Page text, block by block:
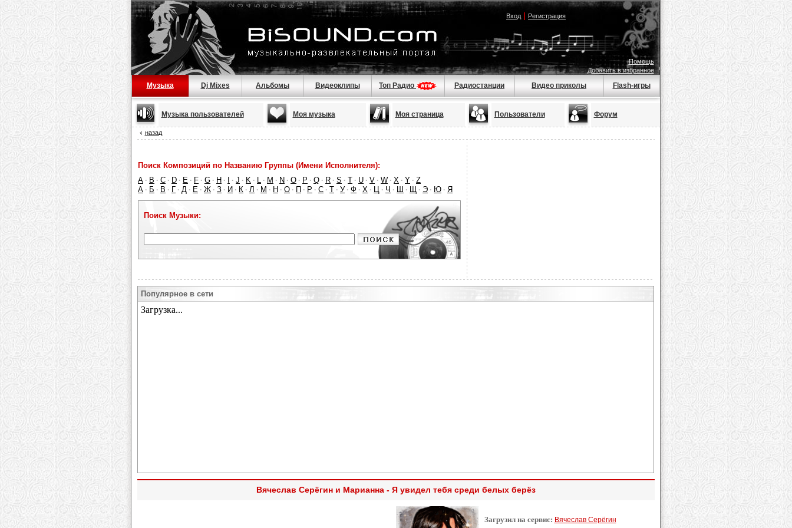
Вход| Регистрация
Помощь
Добавить в избранное
Музыка Dj Mixes Альбомы Видеоклипы Топ Радио Радиостанции Видео приколы Flash-игры
Музыка пользователей Моя музыка Моя страница Пользователи Форум
назад
Поиск Композиций по Названию Группы (Имени Исполнителя):
A · B · C · D · E · F · G · H · · J · K · L · M · N · O · P · Q · R · S · T · U · V · W · X · Y · Z
А · Б · В · Г · Д · Е · Ж · З · И · К · Л · М · Н · О · П · Р · С · Т · У · Ф · Х · Ц · Ч · Ш · Щ · Э · Ю · Я
Поиск Музыки:
Популярное в сети
Вячеслав Серёгин и Марианна - Я увидел тебя среди белых берёз
Загрузил на сервис: Вячеслав Серёгин